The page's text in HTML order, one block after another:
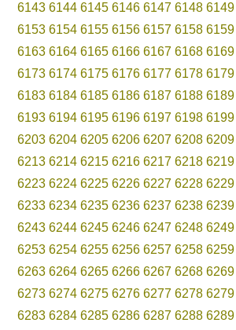
6143 6144 6145 6146 6147 6148 6149
6153 6154 6155 6156 6157 6158 6159
6163 6164 6165 6166 6167 6168 6169
6173 6174 6175 6176 6177 6178 6179
6183 6184 6185 6186 6187 6188 6189
6193 6194 6195 6196 6197 6198 6199
6203 6204 6205 6206 6207 6208 6209
6213 6214 6215 6216 6217 6218 6219
6223 6224 6225 6226 6227 6228 6229
6233 6234 6235 6236 6237 6238 6239
6243 6244 6245 6246 6247 6248 6249
6253 6254 6255 6256 6257 6258 6259
6263 6264 6265 6266 6267 6268 6269
6273 6274 6275 6276 6277 6278 6279
6283 6284 6285 6286 6287 6288 6289